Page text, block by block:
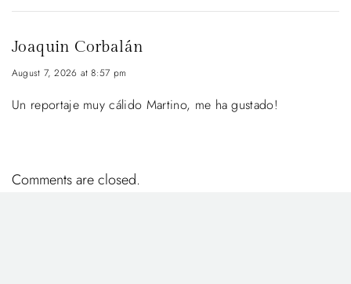
Joaquin Corbalán
August 7, 2026 at 8:57 pm
Un reportaje muy cálido Martino, me ha gustado!
Comments are closed.